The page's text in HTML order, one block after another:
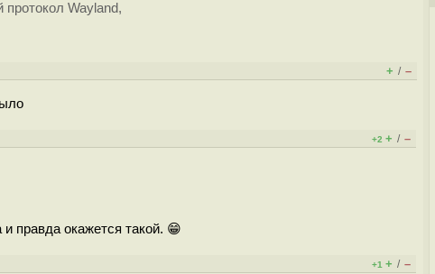
Wayland,
+ / –
+2 + / –
правда окажется такой. 😁
+1 + / –